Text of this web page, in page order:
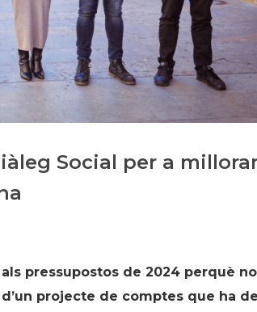
Història
Galeria de Presidents
Biblioteca Arxiu
Seu Social
Social per a
pressupostos de 2024 perquè no
projecte de comptes que ha de